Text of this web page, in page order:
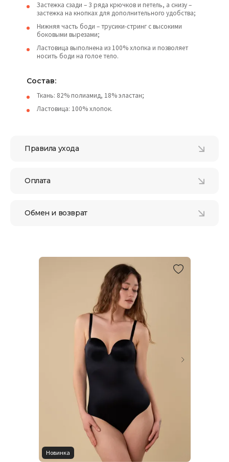
Застежка сзади – 3 ряда крючков и петель, а снизу –
застежка на кнопках для дополнительного удобства;
Нижняя часть боди – трусики-стринг с высокими
боковыми вырезами;
Ластовица выполнена из 100% хлопка и позволяет
носить боди на голое тело.
Состав:
Ткань: 82% полиамид, 18% эластан;
Ластовица: 100% хлопок.
Правила ухода
Оплата
Обмен и возврат
Новинка